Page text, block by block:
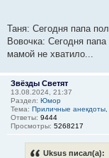
Таня: Сегодня папа
Вовочка: Сегодня
мамой не хватило...
Звёзды Светят
13.08.2024, 21:37
Раздел: Юмор
Тема: Приличные анекдоты,
Ответы: 9444
Просмотры: 5268217
Uksus писал(а):